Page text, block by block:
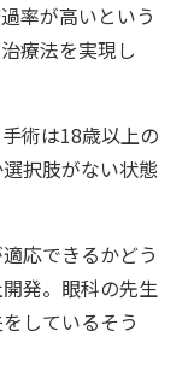
率が高いという
療法を実現し
術は18歳以上の
択肢がない状態
応できるかどう
発。眼科の先生
しているそう